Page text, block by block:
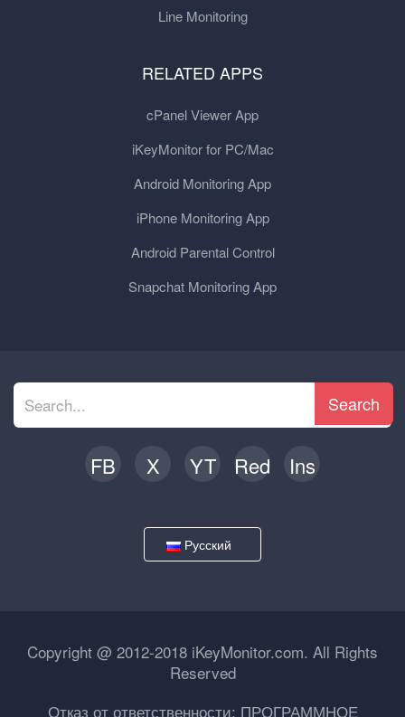
Line Monitoring
RELATED APPS
cPanel Viewer App
iKeyMonitor for PC/Mac
Android Monitoring App
iPhone Monitoring App
Android Parental Control
Snapchat Monitoring App
Search
FB X YT Red Ins
Русский
Copyright @ 2012-2018 iKeyMonitor.com. All Rights
Reserved
Отказ от ответственности: ПРОГРАММНОЕ